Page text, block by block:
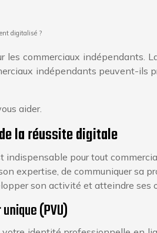
digitalisé ?
commerciaux indépendants.
indépendants peuvent-
aider.
la réussite digitale
pour tout
expertise, de communiquer sa
son activité et atteindre ses
(PVU)